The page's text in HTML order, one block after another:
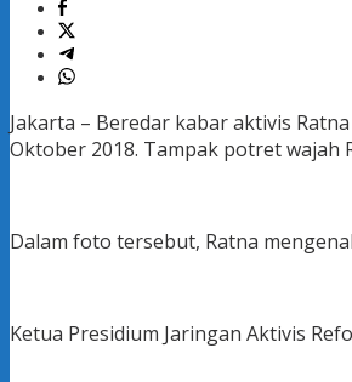
Jakarta – Beredar kabar aktivis
Oktober 2018. Tampak potret wajah
Dalam foto tersebut, Ratna
Ketua Presidium Jaringan Aktivis